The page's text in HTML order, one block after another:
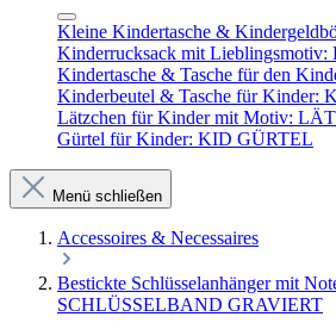
Kleine Kindertasche &
Kinderrucksack mit
Kindertasche & Tasche für den
Kinderbeutel & Tasche für Kinder:
Lätzchen für Kinder mit Motiv:
Gürtel für Kinder: KID GÜRTEL
Menü schließen
Accessoires & Necessaires
Bestickte Schlüsselanhänger mit
SCHLÜSSELBAND GRAVIERT